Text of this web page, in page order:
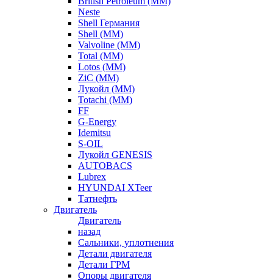
Neste
Shell Германия
Shell (ММ)
Valvoline (ММ)
Total (ММ)
Lotos (ММ)
ZiC (ММ)
Лукойл (ММ)
Totachi (MM)
FF
G-Energy
Idemitsu
S-OIL
Лукойл GENESIS
AUTOBACS
Lubrex
HYUNDAI XTeer
Татнефть
Двигатель
Двигатель
назад
Сальники, уплотнения
Детали двигателя
Детали ГРМ
Опоры двигателя